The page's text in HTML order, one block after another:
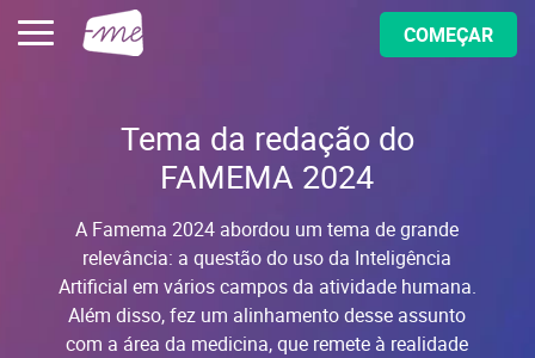
COMEÇAR
Tema da redação do
FAMEMA 2024
A Famema 2024 abordou um tema de grande
relevância: a questão do uso da Inteligência
Artificial em vários campos da atividade humana.
Além disso, fez um alinhamento desse assunto
com a área da medicina, que remete à realidade